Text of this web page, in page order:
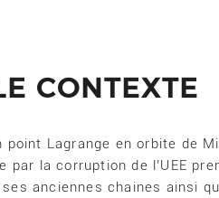
CONTEXTE
Lagrange en orbite de
la corruption de l’UEE
anciennes chaines ainsi